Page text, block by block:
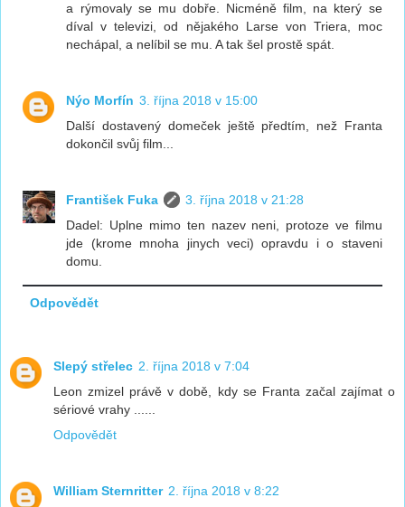
a rýmovaly se mu dobře. Nicméně film, na který se
díval v televizi, od nějakého Larse von Triera, moc
nechápal, a nelíbil se mu. A tak šel prostě spát.
Nýo Morfín 3. října 2018 v 15:00
Další dostavený domeček ještě předtím, než Franta
dokončil svůj film...
František Fuka
3. října 2018 v 21:28
Dadel: Uplne mimo ten nazev neni, protoze ve filmu
jde (krome mnoha jinych veci) opravdu i o staveni
domu.
Odpovědět
Slepý střelec 2. října 2018 v 7:04
Leon zmizel právě v době, kdy se Franta začal zajímat o
sériové vrahy ......
Odpovědět
William Sternritter 2. října 2018 v 8:22